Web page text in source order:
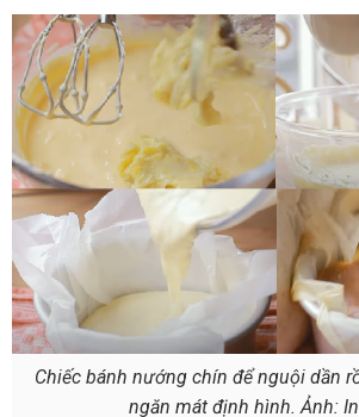
Chiếc bánh nướng chín để nguội dần
ngăn mát định hình. Ảnh: